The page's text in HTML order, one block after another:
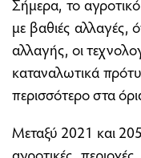
με βαθιές αλλαγές,
αλλαγής, οι
καταναλωτικά
περισσότερο στα
Μεταξύ 2021 και